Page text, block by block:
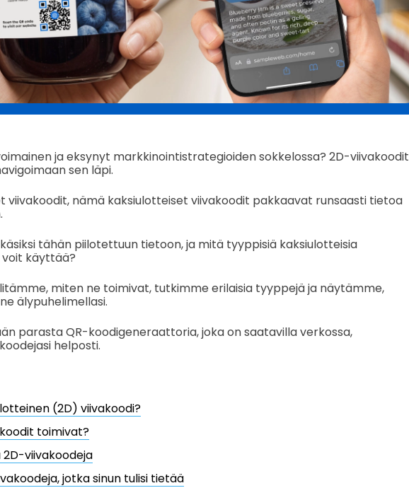
ja eksynyt markkinointistrategioiden sokkelossa? 2D-viivakoodit
sen läpi.
viivakoodit, nämä kaksiulotteiset viivakoodit pakkaavat runsaasti tietoa
tähän piilotettuun tietoon, ja mitä tyyppisiä kaksiulotteisia
voit käyttää?
miten ne toimivat, tutkimme erilaisia tyyppejä ja näytämme,
älypuhelimellasi.
parasta QR-koodigeneraattoria, joka on saatavilla verkossa,
helposti.
(2D) viivakoodi?
toimivat?
viivakoodeja
jotka sinun tulisi tietää